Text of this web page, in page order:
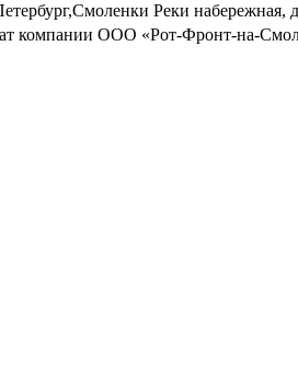
,Смоленки Реки набережная,
компании ООО «Рот-Фронт-на-